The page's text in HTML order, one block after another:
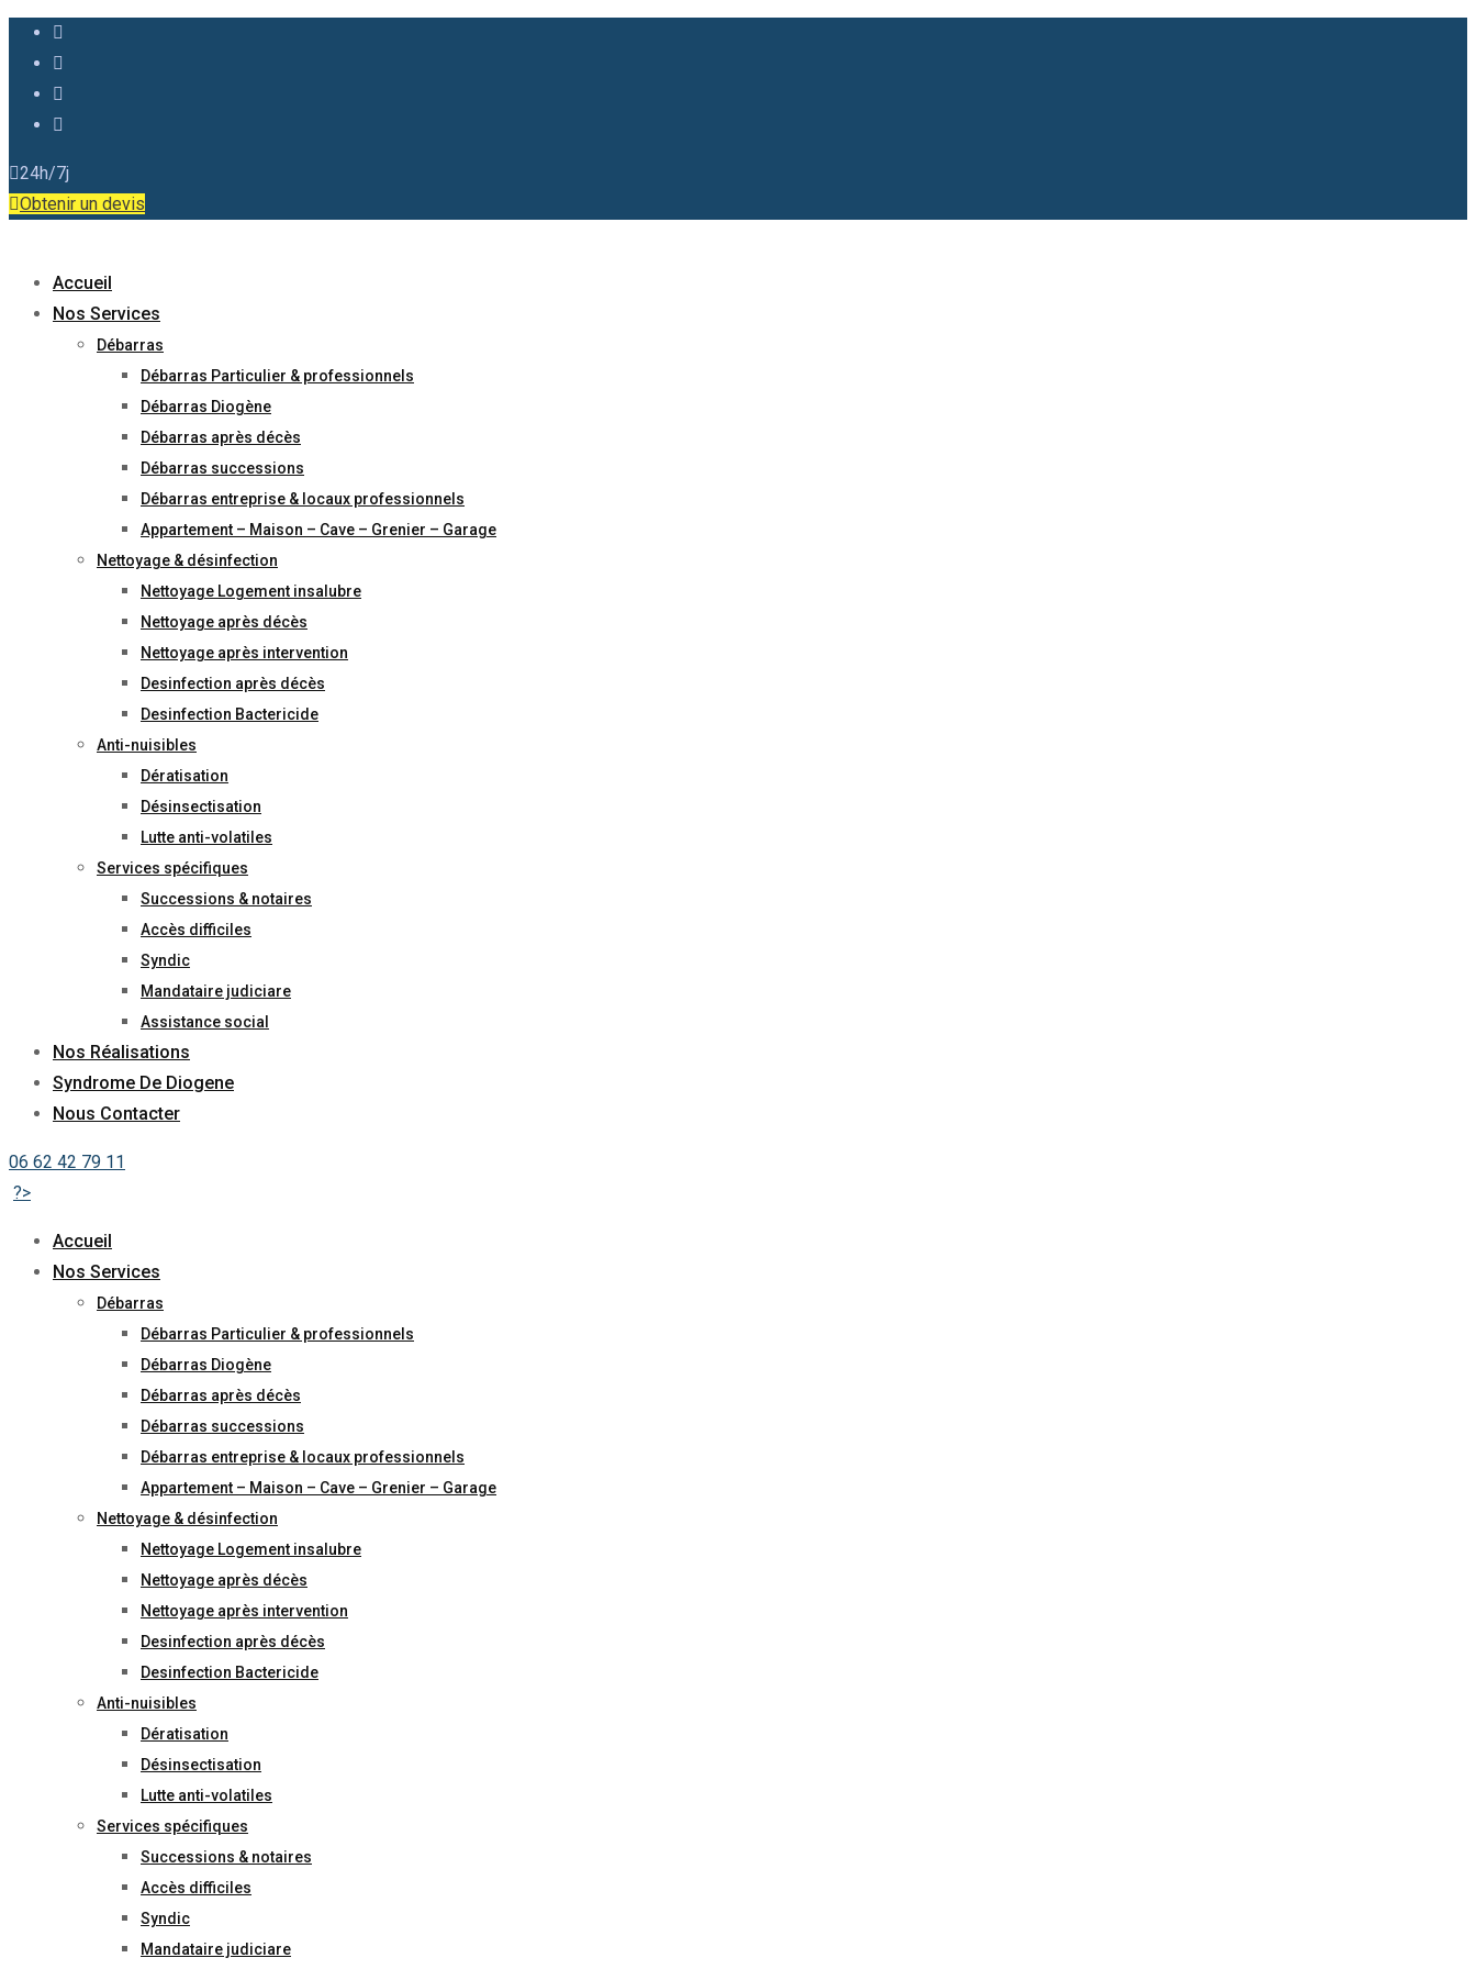
24h/7j
Obtenir un devis
Accueil
Nos Services
Débarras
Débarras Particulier & professionnels
Débarras Diogène
Débarras après décès
Débarras successions
Débarras entreprise & locaux professionnels
Appartement – Maison – Cave – Grenier – Garage
Nettoyage & désinfection
Nettoyage Logement insalubre
Nettoyage après décès
Nettoyage après intervention
Desinfection après décès
Desinfection Bactericide
Anti-nuisibles
Dératisation
Désinsectisation
Lutte anti-volatiles
Services spécifiques
Successions & notaires
Accès difficiles
Syndic
Mandataire judiciare
Assistance social
Nos Réalisations
Syndrome De Diogene
Nous Contacter
06 62 42 79 11
?>
Accueil
Nos Services
Débarras
Débarras Particulier & professionnels
Débarras Diogène
Débarras après décès
Débarras successions
Débarras entreprise & locaux professionnels
Appartement – Maison – Cave – Grenier – Garage
Nettoyage & désinfection
Nettoyage Logement insalubre
Nettoyage après décès
Nettoyage après intervention
Desinfection après décès
Desinfection Bactericide
Anti-nuisibles
Dératisation
Désinsectisation
Lutte anti-volatiles
Services spécifiques
Successions & notaires
Accès difficiles
Syndic
Mandataire judiciare